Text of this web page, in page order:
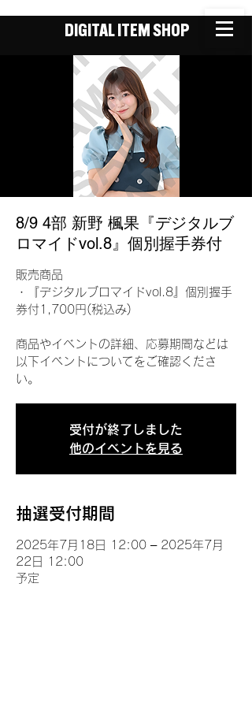
DIGITAL ITEM SHOP
8/9 4部 新野 楓果『デジタルブ
ロマイドvol.8』個別握手券付
販売商品
・『デジタルブロマイドvol.8』個別握手
券付1,700円(税込み)
商品やイベントの詳細、応募期間などは
以下イベントについてをご確認くださ
い。
受付が終了しました
他のイベントを見る
抽選受付期間
2025年7月18日 12:00 – 2025年7月
22日 12:00
予定